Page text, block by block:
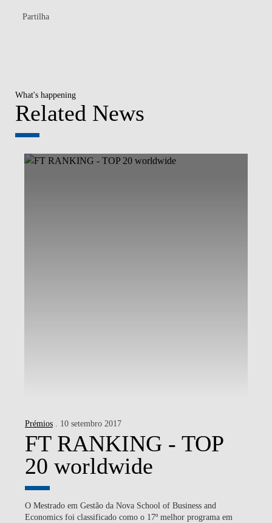
Partilha
What's happening
Related News
Prémios . 10 setembro 2017
FT RANKING - TOP
20 worldwide
O Mestrado em Gestão da Nova School of Business and
Economics foi classificado como o 17º melhor programa em